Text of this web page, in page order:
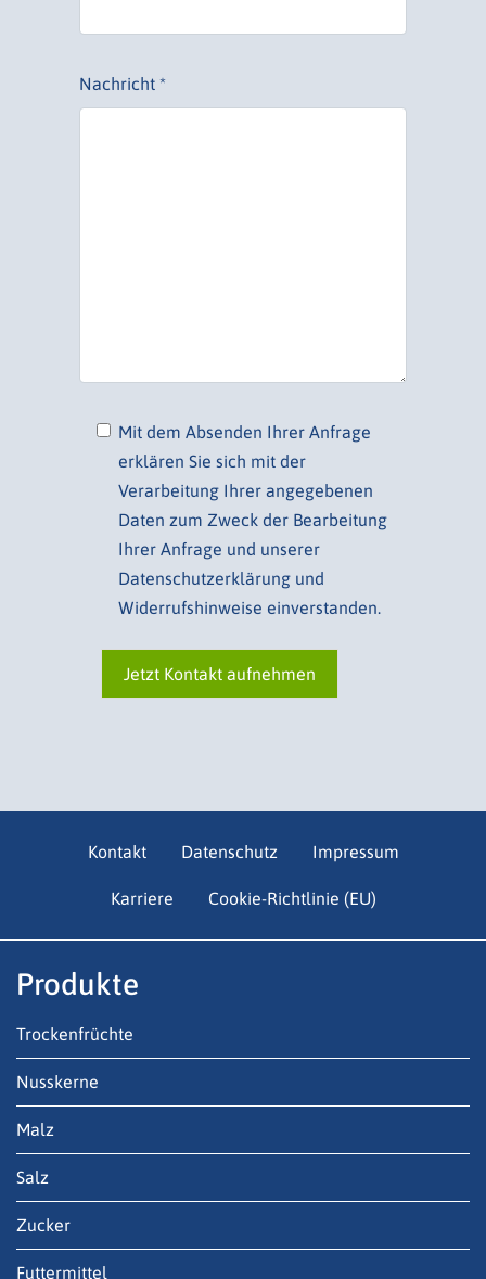
Nachricht *
Mit dem Absenden Ihrer Anfrage
erklären Sie sich mit der
Verarbeitung Ihrer angegebenen
Daten zum Zweck der Bearbeitung
Ihrer Anfrage und unserer
Datenschutzerklärung und
Widerrufshinweise einverstanden.
Kontakt Datenschutz Impressum
Karriere Cookie-Richtlinie (EU)
Produkte
Trockenfrüchte
Nusskerne
Malz
Salz
Zucker
Futtermittel